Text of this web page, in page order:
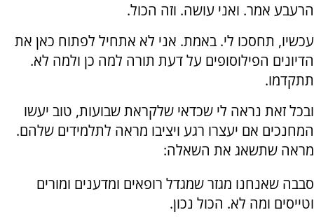
הרעבע אמר. ואני עושה. וזה הכול.
עכשיו, תחסכו לי. באמת. אני לא אתחיל לפתוח כאן את
הדיונים הפילוסופים על דעת תורה למה כן ולמה לא.
תתקדמו.
ובכל זאת נראה לי שכדאי שלקראת שבועות, טוב יעשו
המחנכים אם יעצרו רגע ויציבו מראה לתלמידים שלהם.
מראה שתשאג את השאלה:
סבבה שאנחנו מגזר שמגדל רופאים ומדענים ומורים
וטייסים ומה לא. הכול נכון.